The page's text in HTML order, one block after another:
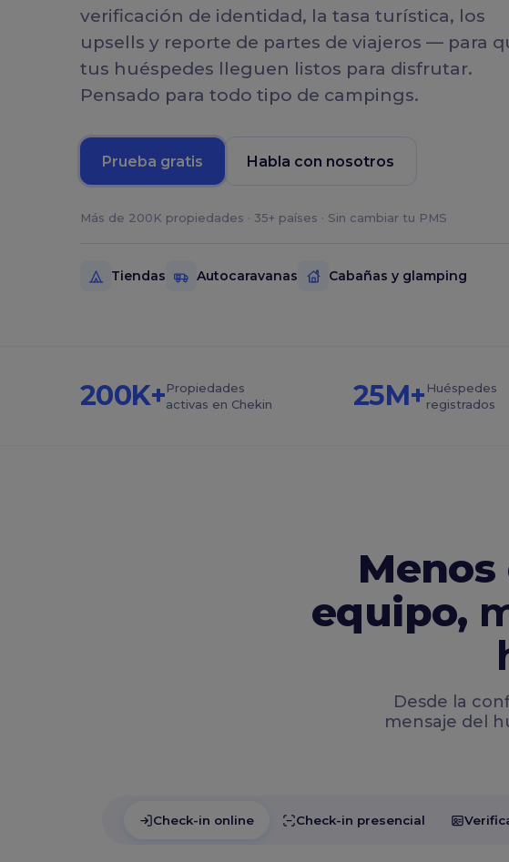
Huéspedes
Comparte información clave con
tus huéspedes
Inbox Unificado
Responde al instante a los
Tasas
turísticas
Plantillas
Descubre plantillas gratuitas
para facilitar la gestión de tu
alquiler vacacional
DESARROLLADORES
SDK
verificación de identidad, la tasa turística, los
upsells y reporte de partes de viajeros — para
tus huéspedes lleguen listos para disfrutar.
Pensado para todo tipo de campings.
Prueba gratis Habla con nosotros
Más de 200K propiedades · 35+ países · Sin cambiar tu PMS
Tiendas Autocaravanas Cabañas y glamping
200K+Propiedades
activas en Chekin
25M+ Huéspedes
registrados
equipo,
Desde la
mensaje del
Check-in online Check-in presencial